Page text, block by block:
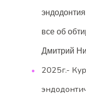
все об
Дмитрий
2025г.-